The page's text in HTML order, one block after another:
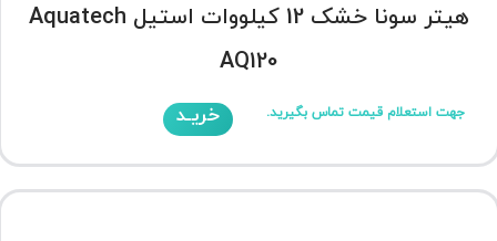
هیتر سونا خشک 12 کیلووات استیل Aquatech
AQ120
جهت استعلام قیمت تماس بگیرید. خریـد